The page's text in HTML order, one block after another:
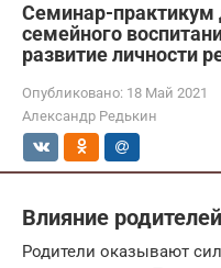
Семинар-практикум
семейного
развитие личности
Опубликовано: 18 Май 2021
Александр Редькин
Влияние
Родители оказывают